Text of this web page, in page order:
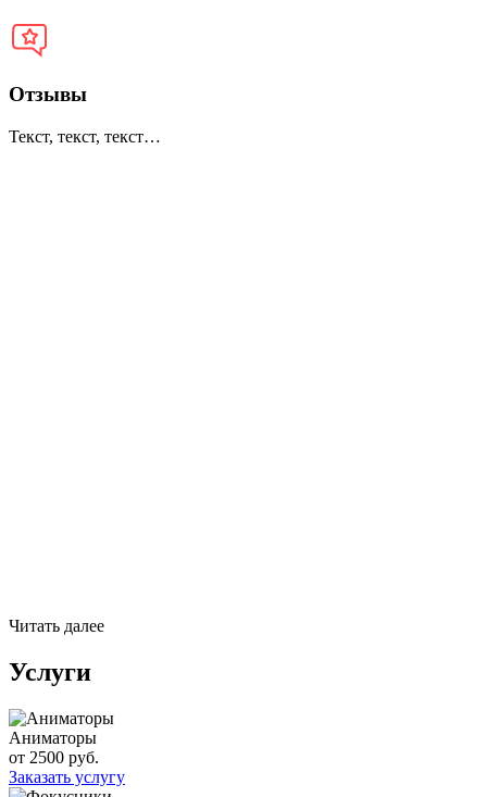
Отзывы
Текст, текст, текст…
Читать далее
Услуги
Аниматоры
от 2500 руб.
Заказать услугу